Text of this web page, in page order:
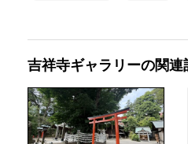
吉祥寺ギャラリーの関連